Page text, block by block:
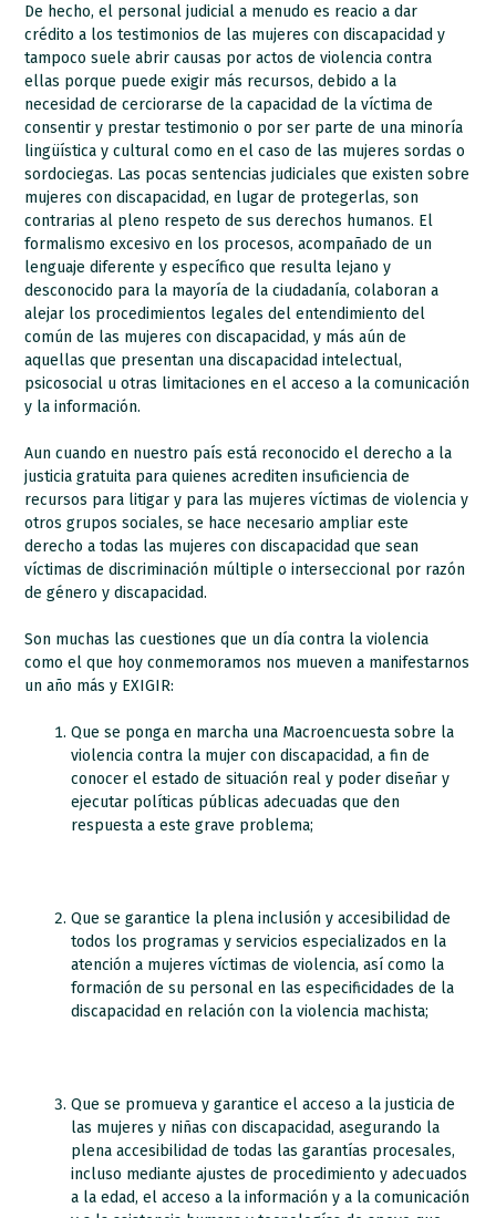
De hecho, el personal judicial a menudo es reacio a dar
crédito a los testimonios de las mujeres con discapacidad y
tampoco suele abrir causas por actos de violencia contra
ellas porque puede exigir más recursos, debido a la
necesidad de cerciorarse de la capacidad de la víctima de
consentir y prestar testimonio o por ser parte de una minoría
lingüística y cultural como en el caso de las mujeres sordas o
sordociegas. Las pocas sentencias judiciales que existen sobre
mujeres con discapacidad, en lugar de protegerlas, son
contrarias al pleno respeto de sus derechos humanos. El
formalismo excesivo en los procesos, acompañado de un
lenguaje diferente y específico que resulta lejano y
desconocido para la mayoría de la ciudadanía, colaboran a
alejar los procedimientos legales del entendimiento del
común de las mujeres con discapacidad, y más aún de
aquellas que presentan una discapacidad intelectual,
psicosocial u otras limitaciones en el acceso a la comunicación
y la información.
Aun cuando en nuestro país está reconocido el derecho a la
justicia gratuita para quienes acrediten insuficiencia de
recursos para litigar y para las mujeres víctimas de violencia y
otros grupos sociales, se hace necesario ampliar este
derecho a todas las mujeres con discapacidad que sean
víctimas de discriminación múltiple o interseccional por razón
de género y discapacidad.
Son muchas las cuestiones que un día contra la violencia
como el que hoy conmemoramos nos mueven a manifestarnos
un año más y EXIGIR:
Que se ponga en marcha una Macroencuesta sobre la
violencia contra la mujer con discapacidad, a fin de
conocer el estado de situación real y poder diseñar y
ejecutar políticas públicas adecuadas que den
respuesta a este grave problema;
Que se garantice la plena inclusión y accesibilidad de
todos los programas y servicios especializados en la
atención a mujeres víctimas de violencia, así como la
formación de su personal en las especificidades de la
discapacidad en relación con la violencia machista;
Que se promueva y garantice el acceso a la justicia de
las mujeres y niñas con discapacidad, asegurando la
plena accesibilidad de todas las garantías procesales,
incluso mediante ajustes de procedimiento y adecuados
a la edad, el acceso a la información y a la comunicación